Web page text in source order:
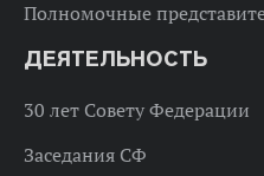
Полномочные
ДЕЯТЕЛЬНОСТЬ
30 лет Совету Федерации
Заседания СФ